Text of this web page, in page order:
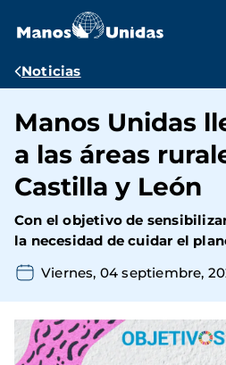
contenido
Ruta
navegación
Noticias
Manos Unidas
a las áreas
Castilla y León
Con el objetivo de
la necesidad de cuidar el
Viernes, 04 septiembre,